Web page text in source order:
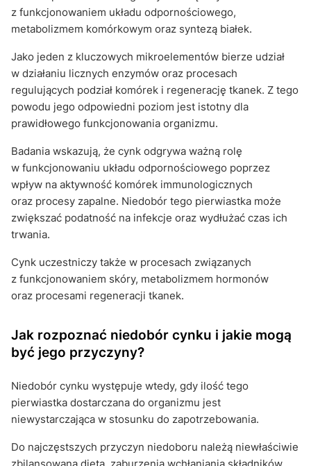
z funkcjonowaniem układu odpornościowego,
metabolizmem komórkowym oraz syntezą białek.
Jako jeden z kluczowych mikroelementów bierze udział
w działaniu licznych enzymów oraz procesach
regulujących podział komórek i regenerację tkanek. Z tego
powodu jego odpowiedni poziom jest istotny dla
prawidłowego funkcjonowania organizmu.
Badania wskazują, że cynk odgrywa ważną rolę
w funkcjonowaniu układu odpornościowego poprzez
wpływ na aktywność komórek immunologicznych
oraz procesy zapalne. Niedobór tego pierwiastka może
zwiększać podatność na infekcje oraz wydłużać czas ich
trwania.
Cynk uczestniczy także w procesach związanych
z funkcjonowaniem skóry, metabolizmem hormonów
oraz procesami regeneracji tkanek.
Jak rozpoznać niedobór cynku i jakie mogą
być jego przyczyny?
Niedobór cynku występuje wtedy, gdy ilość tego
pierwiastka dostarczana do organizmu jest
niewystarczająca w stosunku do zapotrzebowania.
Do najczęstszych przyczyn niedoboru należą niewłaściwie
zbilansowana dieta, zaburzenia wchłaniania składników